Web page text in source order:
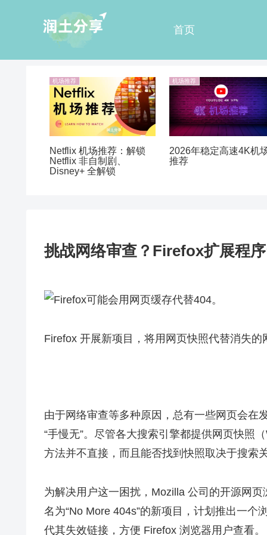
首页
机场推荐
Netflix 机场推荐：解锁
Netflix 非自制剧、
Disney+ 全解锁
机场推荐
2026年稳定高速4K机
推荐
挑战网络审查？Firefox扩展程
Firefox 开展新项目，将用网页快照代替消失的
由于网络审查等多种原因，总有一些网页会在
“手慢无”。尽管各大搜索引擎都提供网页快照
方法并不直接，而且能否找到快照取决于搜索
为解决用户这一困扰，Mozilla 公司的开源网
名为“No More 404s”的新项目，计划推出一
代其失效链接，方便 Firefox 浏览器用户查看。